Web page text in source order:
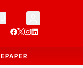
EPAPER